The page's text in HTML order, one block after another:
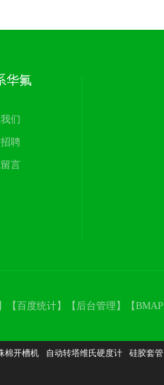
华氟
们
聘
言
【 百度统计】【 后台管理 】【BMAP
棉开槽机 自动转塔维氏硬度计 硅胶套管